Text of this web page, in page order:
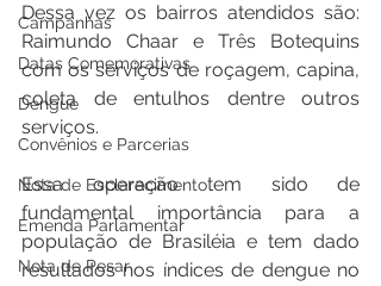
Campanhas
Datas Comemorativas
Dengue
Convênios e Parcerias
Nota de Esclarecimento
Emenda Parlamentar
Nota de Pesar
Dessa vez os bairros atendidos são:
Raimundo Chaar e Três Botequins
com os serviços de roçagem, capina,
coleta de entulhos dentre outros
serviços.
Essa operação tem sido de
fundamental importância para a
população de Brasiléia e tem dado
resultados nos índices de dengue no